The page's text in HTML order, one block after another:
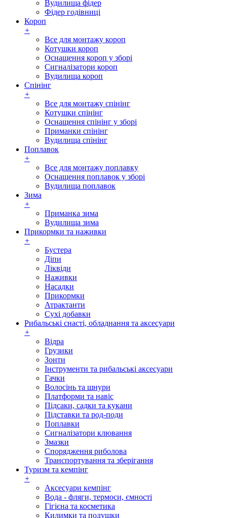
Вудилища фідер
Фідер годівниці
Короп
+
Все для монтажу короп
Котушки короп
Оснащення короп у зборі
Сигналізатори короп
Вудилища короп
Спінінг
+
Все для монтажу спінінг
Котушки спінінг
Оснащення спінінг у зборі
Приманки спінінг
Вудилища спінінг
Поплавок
+
Все для монтажу поплавку
Оснащення поплавок у зборі
Вудилища поплавок
Зима
+
Приманка зима
Вудилища зима
Прикормки та наживки
+
Бустера
Діпи
Ліквіди
Наживки
Насадки
Прикормки
Атрактанти
Сухі добавки
Рибальські снасті, обладнання та аксесуари
+
Відра
Грузики
Зонти
Інструменти та рибальські аксесуари
Гачки
Волосінь та шнури
Платформи та навіс
Підсаки, садки та кукани
Підставки та род-поди
Поплавки
Сигналізатори клювання
Змазки
Спорядження риболова
Транспортування та зберігання
Туризм та кемпінг
+
Аксесуари кемпінг
Вода - фляги, термоси, ємності
Гігієна та косметика
Килимки та подушки